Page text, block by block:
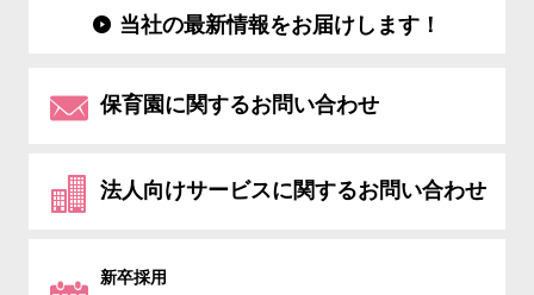
当社の最新情報をお届けします！
保育園に関するお問い合わせ
法人向けサービスに関するお問い合わせ
新卒採用